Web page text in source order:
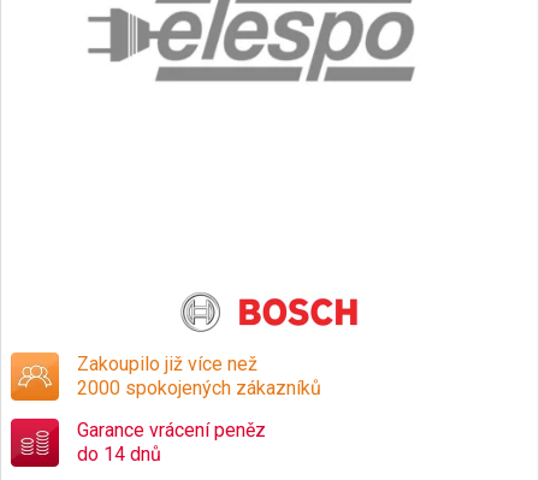
Zakoupilo již více než
2000 spokojených zákazníků
Garance vrácení peněz
do 14 dnů